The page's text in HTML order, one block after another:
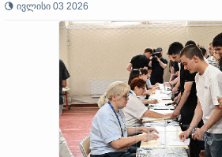
ივლისი 03 2026